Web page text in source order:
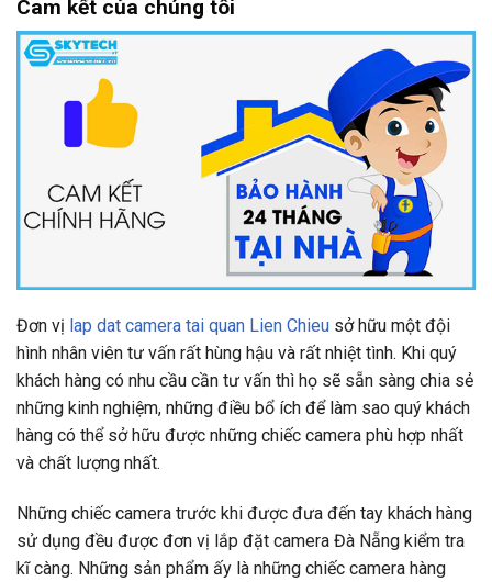
Cam kết của chúng tôi
Đơn vị lap dat camera tai quan Lien Chieu sở hữu một đội
hình nhân viên tư vấn rất hùng hậu và rất nhiệt tình. Khi quý
khách hàng có nhu cầu cần tư vấn thì họ sẽ sẵn sàng chia sẻ
những kinh nghiệm, những điều bổ ích để làm sao quý khách
hàng có thể sở hữu được những chiếc camera phù hợp nhất
và chất lượng nhất.
Những chiếc camera trước khi được đưa đến tay khách hàng
sử dụng đều được đơn vị lắp đặt camera Đà Nẵng kiểm tra
kĩ càng. Những sản phẩm ấy là những chiếc camera hàng